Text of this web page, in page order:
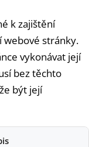
k zajištění
webové stránky.
vykonávat její
bez těchto
být její